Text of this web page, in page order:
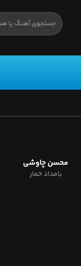
محسن چاوشی
بامداد خمار